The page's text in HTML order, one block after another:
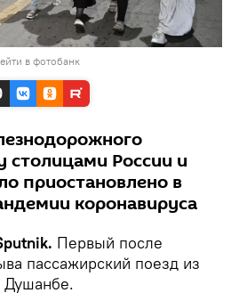
в фотобанк
столицами России и
приостановлено в
коронавируса
Первый после
пассажирский поезд из
Душанбе.